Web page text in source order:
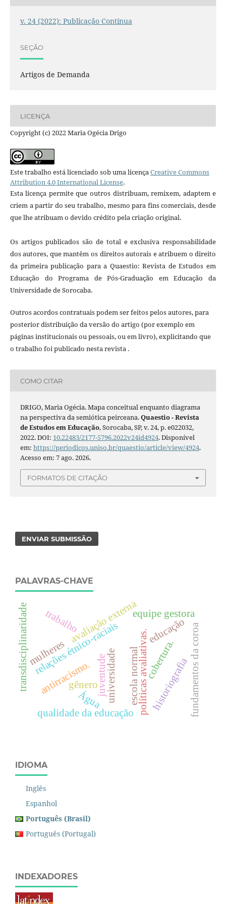
v. 24 (2022): Publicação Contínua
SEÇÃO
Artigos de Demanda
LICENÇA
Copyright (c) 2022 Maria Ogécia Drigo
Este trabalho está licenciado sob uma licençaCreative Commons
Attribution 4.0 International License.
Esta licença permite que outros distribuam, remixem, adaptem e
criem a partir do seu trabalho, mesmo para fins comerciais, desde
que lhe atribuam o devido crédito pela criação original.
Os artigos publicados são de total e exclusiva responsabilidade
dos autores, que mantêm os direitos autorais e atribuem o direito
da primeira publicação para a Quaestio: Revista de Estudos em
Educação do Programa de Pós-Graduação em Educação da
Universidade de Sorocaba.
Outros acordos contratuais podem ser feitos pelos autores, para
posterior distribuição da versão do artigo (por exemplo em
páginas institucionais ou pessoais, ou em livro), explicitando que
o trabalho foi publicado nesta revista .
COMO CITAR
DRIGO, Maria Ogécia. Mapa conceitual enquanto diagrama
na perspectiva da semiótica peirceana.Quaestio - Revista
de Estudos em Educação, Sorocaba, SP, v. 24, p. e022032,
2022. DOI: 10.22483/2177-5796.2022v24id4924. Disponível
em: https://periodicos.uniso.br/quaestio/article/view/4924.
Acesso em: 7 ago. 2026.
FORMATOS DE CITAÇÃO
ENVIAR SUBMISSÃO
PALAVRAS-CHAVE
relações étnico-raciais
universidade
antirracismo.
avaliação externa
políticas avaliativas.
juventude
educação
trabalho
gênero
mulheres
equipe gestora
fundamentos da coroa
qualidade da educação
historiografia
cobertura.
escola normal
transdisciplinaridade
Água
IDIOMA
Inglês
Espanhol
Português (Brasil)
Português (Portugal)
INDEXADORES